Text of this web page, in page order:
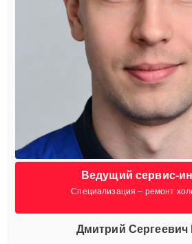
Ведущий сервис-
Специализация – ремонт
Дмитрий Сергеевич